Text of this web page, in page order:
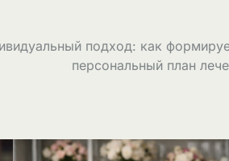
подход: как
персональный план